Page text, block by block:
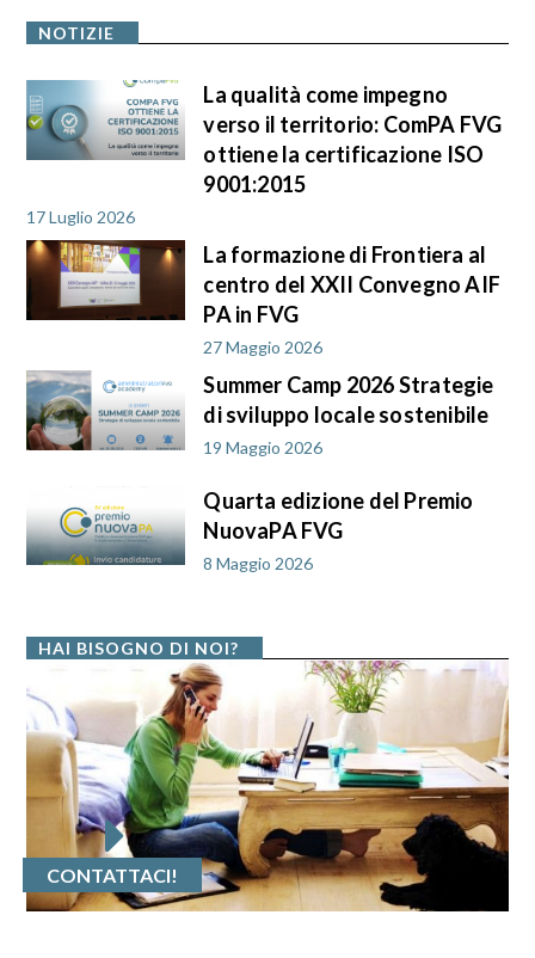
NOTIZIE
La qualità come impegno
verso il territorio: ComPA FVG
ottiene la certificazione ISO
9001:2015
17 Luglio 2026
La formazione di Frontiera al
centro del XXII Convegno AIF
PA in FVG
27 Maggio 2026
Summer Camp 2026 Strategie
di sviluppo locale sostenibile
19 Maggio 2026
Quarta edizione del Premio
NuovaPA FVG
8 Maggio 2026
HAI BISOGNO DI NOI?
CONTATTACI!